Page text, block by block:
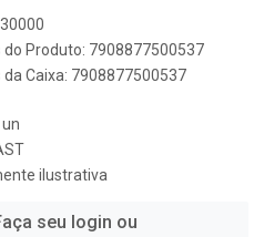
do Produto: 7908877500537
Caixa: 7908877500537
ilustrativa
seu login ou